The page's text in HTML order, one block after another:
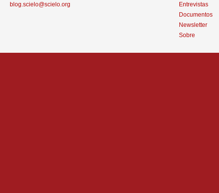
blog.scielo@scielo.org
Entrevistas
Documentos
Newsletter
Sobre